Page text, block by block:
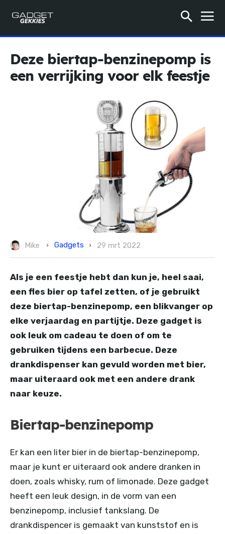
Deze biertap-benzinepomp is
een verrijking voor elk feestje
Mike Gadgets 29 mrt 2022
Als je een feestje hebt dan kun je, heel saai,
een fles bier op tafel zetten, of je gebruikt
deze biertap-benzinepomp, een blikvanger op
elke verjaardag en partijtje. Deze gadget is
ook leuk om cadeau te doen of om te
gebruiken tijdens een barbecue. Deze
drankdispenser kan gevuld worden met bier,
maar uiteraard ook met een andere drank
naar keuze.
Biertap-benzinepomp
Er kan een liter bier in de biertap-benzinepomp,
maar je kunt er uiteraard ook andere dranken in
doen, zoals whisky, rum of limonade. Deze gadget
heeft een leuk design, in de vorm van een
benzinepomp, inclusief tankslang. De
drankdispencer is gemaakt van kunststof en is